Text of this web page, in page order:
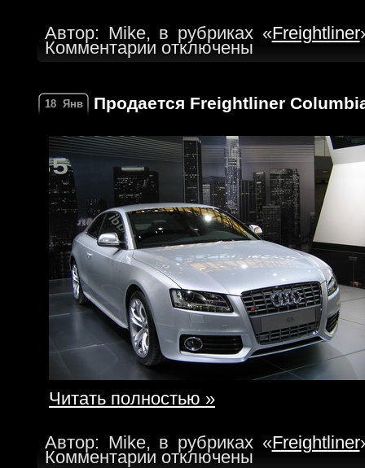
Автор: Mike, в рубриках «Freightliner
Комментарии отключены
18 Янв Продается Freightliner
Читать полностью »
Автор: Mike, в рубриках «Freightliner
Комментарии отключены